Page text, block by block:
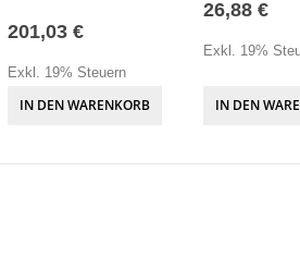
201,03 €
Exkl. 19% Steuern
IN DEN WARENKORB
26,88 €
Exkl. 19%
IN DEN